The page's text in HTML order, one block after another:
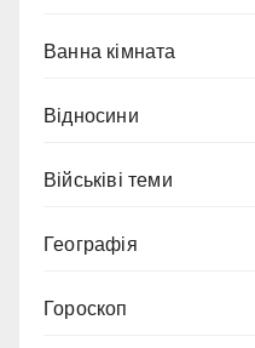
Ванна кімната
Відносини
Військіві теми
Географія
Гороскоп